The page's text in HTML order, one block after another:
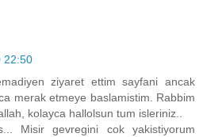
22:50
ziyaret ettim sayfani ancak
merak etmeye baslamistim. Rabbim
kolayca hallolsun tum isleriniz..
Misir gevregini cok yakistiyorum